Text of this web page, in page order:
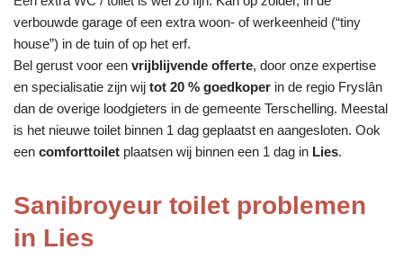
verbouwde garage of een extra woon- of werkeenheid (“tiny
house”) in de tuin of op het erf.
Bel gerust voor een vrijblijvende offerte, door onze expertise
en specialisatie zijn wij tot 20 % goedkoper in de regio Fryslân
dan de overige loodgieters in de gemeente Terschelling. Meestal
is het nieuwe toilet binnen 1 dag geplaatst en aangesloten. Ook
een comforttoilet plaatsen wij binnen een 1 dag in Lies.
Sanibroyeur toilet problemen
in Lies